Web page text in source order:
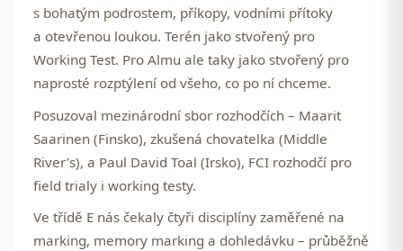
s bohatým podrostem, příkopy, vodními přítoky
a otevřenou loukou. Terén jako stvořený pro
Working Test. Pro Almu ale taky jako stvořený pro
naprosté rozptýlení od všeho, co po ní chceme.
Posuzoval mezinárodní sbor rozhodčích – Maarit
Saarinen(Finsko), zkušená chovatelka (Middle
River’s), a Paul David Toal (Irsko), FCI rozhodčí pro
field trialy i working testy.
Ve třídě E nás čekaly čtyři disciplíny zaměřené na
marking, memory marking a dohledávku – průběžně